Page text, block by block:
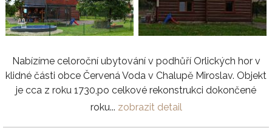
Nabízíme celoroční ubytování v podhůří Orlických hor v
klidné části obce Červená Voda v Chalupě Miroslav. Objekt
je cca z roku 1730,po celkové rekonstrukci dokončené
roku... zobrazit detail